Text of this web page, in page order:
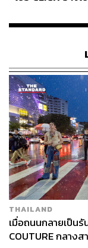
ลงกว่า 3%
นอกจากนั้นผลกร
หากการควบรวมร
เรื่องของโรงงานผ
อยู่ทั่วโลก
โดยเฉพาะตลาดใ
กำลังการผลิตให้เ
ต้องสงสัย
ทั้งนี้ หากการควบ
จริง จะทำให้ทั้ง 3
อันดับ 3 ของโลก ร
เท่านั้น
เรือนไทยที่ถูกซุกไ
THAILAND
เมื่อถนนกลายเป็นรั
COUTURE กลาง